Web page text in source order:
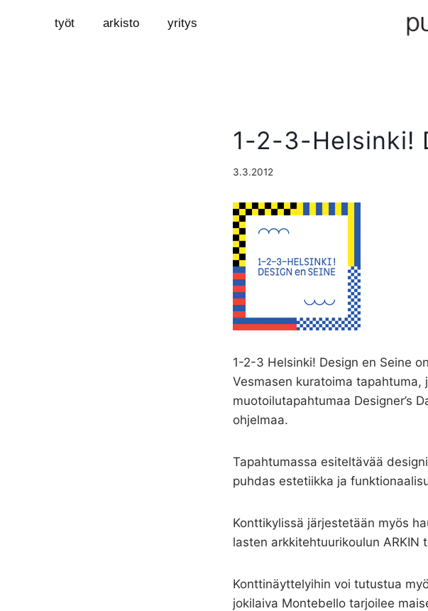
työt arkisto yritys
1-2-3-Helsinki!
3.3.2012
1-2-3 Helsinki! Design en Seine
Vesmasen kuratoima
muotoilutapahtumaa Designer’s
ohjelmaa.
Tapahtumassa esiteltävää
puhdas estetiikka ja
Konttikylissä järjestetään myös
lasten arkkitehtuurikoulun ARKIN
Konttinäyttelyihin voi tutustua
jokilaiva Montebello tarjoilee